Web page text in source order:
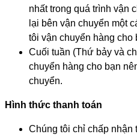
nhất trong quá trình vận
lại bên vận chuyển một
tôi vận chuyển hàng cho
Cuối tuần (Thứ bảy và
chuyển hàng cho bạn
chuyển.
Hình thức thanh toán
Chúng tôi chỉ chấp nhận